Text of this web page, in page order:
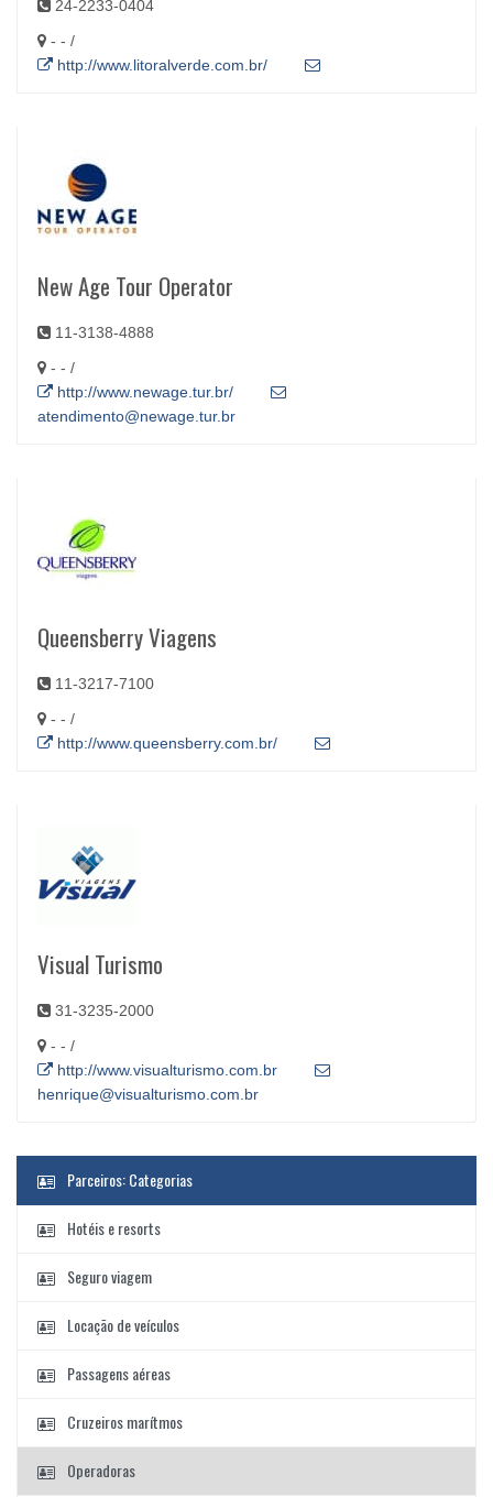
24-2233-0404
- - /
http://www.litoralverde.com.br/
New Age Tour Operator
11-3138-4888
- - /
http://www.newage.tur.br/
atendimento@newage.tur.br
Queensberry Viagens
11-3217-7100
- - /
http://www.queensberry.com.br/
Visual Turismo
31-3235-2000
- - /
http://www.visualturismo.com.br
henrique@visualturismo.com.br
Parceiros: Categorias
Hotéis e resorts
Seguro viagem
Locação de veículos
Passagens aéreas
Cruzeiros marítmos
Operadoras